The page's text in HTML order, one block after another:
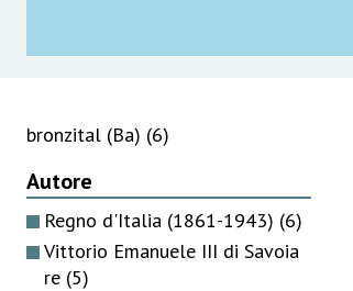
bronzital (Ba) (6)
Autore
Regno d'Italia (1861-1943) (6)
Vittorio Emanuele III di Savoia
re (5)